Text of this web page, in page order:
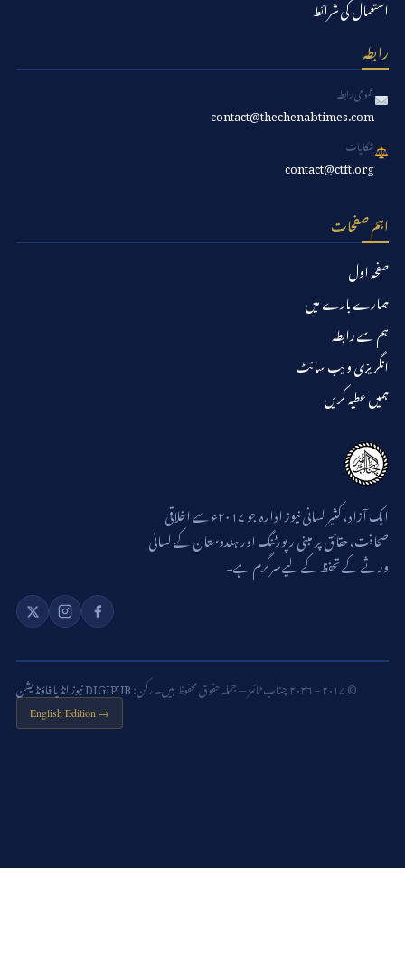
استعمال کی شرائط
رابطہ
عمومی رابطہ
contact@thechenabtimes.com
شکایات
contact@ctft.org
اہم صفحات
صفحہ اول
ہمارے بارے میں
ہم سے رابطہ
انگریزی ویب سائٹ
ہمیں عطیہ کریں
ایک آزاد، کثیر لسانی نیوز ادارہ جو ۲۰۱۷ء سے اخلاقی
صحافت، حقائق پر مبنی رپورٹنگ اور ہندوستان کے لسانی
ورثے کے تحفظ کے لیے سرگرم ہے۔
DIGIPUB نیوز انڈیا فاؤنڈیشن
English Edition →